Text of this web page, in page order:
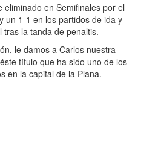
eliminado en Semifinales por el
un 1-1 en los partidos de ida y
la tanda de penaltis.
le damos a Carlos nuestra
título que ha sido uno de los
en la capital de la Plana.